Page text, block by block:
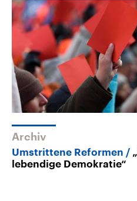
Archiv
Umstrittene Reformen
lebendige Demokratie“